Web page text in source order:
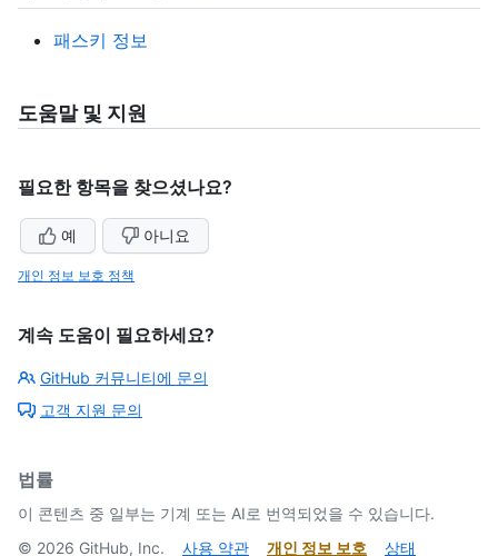
패스키 정보
도움말 및 지원
필요한 항목을 찾으셨나요?
예 아니요
개인 정보 보호 정책
계속 도움이 필요하세요?
GitHub 커뮤니티에 문의
고객 지원 문의
법률
이 콘텐츠 중 일부는 기계 또는 AI로 번역되었을 수 있습니다.
© 2026 GitHub, Inc. 사용 약관 개인 정보 보호 상태